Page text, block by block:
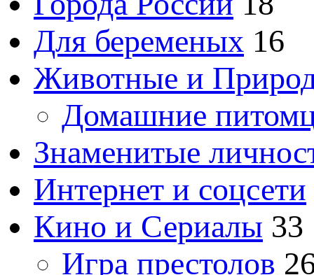
Для беременых 16
Животные и
Домашние
Знаменитые
Интернет и соцсети
Кино и Сериалы 33
Игра престолов